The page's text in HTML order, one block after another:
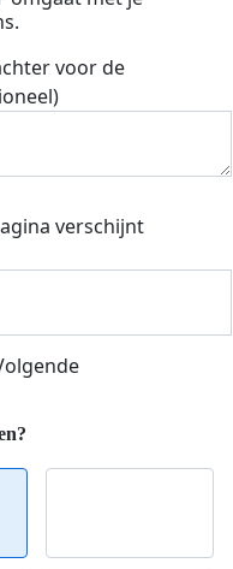
verhoogd
voor de
verschijnt